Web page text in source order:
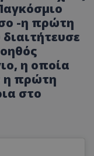
-η πρώτη
η οποία
η πρώτη
στο